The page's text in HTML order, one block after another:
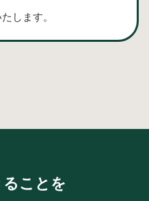
します。
ことを